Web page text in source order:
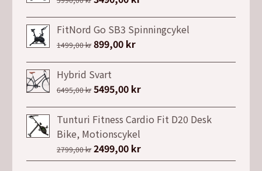
ursprungliga
priset
var:
nuvarande
priset
FitNord Go SB3 Spinningcykel
1499,00kr Det
ursprungliga
priset
var:
899,00 krDet
nuvarande
är:
Hybrid Svart
6495,00kr Det
ursprungliga
priset
var:
6495,00 kr.
5495,00 krDet
nuvarande
priset
5495,00 kr.
Tunturi Fitness Cardio Fit D20 Desk
Bike, Motionscykel
2799,00kr Det
ursprungliga
2499,00 krDet
nuvarande